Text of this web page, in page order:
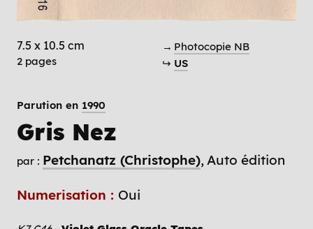
7.5 x 10.5 cm
2 pages
→ Photocopie NB
↪ US
Parution en 1990
Gris Nez
par : Petchanatz (Christophe) Auto édition
Numerisation : Oui